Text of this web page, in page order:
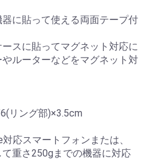
に貼って使える両面テープ付
スに貼ってマグネット対応に
ルーターなどをマグネット対
リング部)×3.5cm
応スマートフォンまたは、
重さ250gまでの機器に対応